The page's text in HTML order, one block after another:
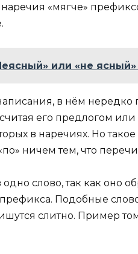
наречия «мягче»
или «не
в нём
его предлогом
в наречиях. Но
ничем тем, что
слово, так как оно
Подобные
слитно. Пример